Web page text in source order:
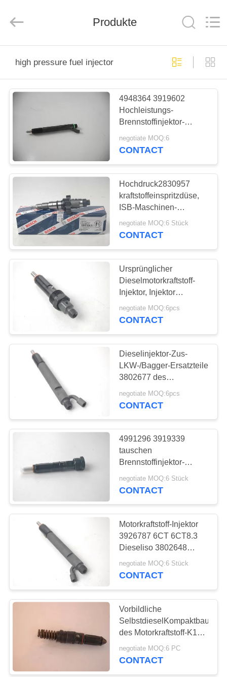
PRODUKTE
ÜBER
UNS
WERKSFÜHRUNG
QUALITÄTSKONTROLLE
KONTAKTIEREN
SIE
FORDERN
EIN
ZITAT
SITEMAP
PRIVACY
Services
Co.,LTD.
Produkte
high pressure fuel injector
4948364 3919602
Hochleistungs-
Brennstoffinjektor-
Bewegungsersatzteile
1.3kg
negotiate MOQ:6
CONTACT
Hochdruck2830957
kraftstoffeinspritzdüse,
ISB-Maschinen-
Dieselleistungs-
Injektoren
negotiate MOQ:6 Stück
CONTACT
Ursprünglicher
Dieselmotorkraftstoff-
Injektor, Injektor
3280772 der
Zapfpistole-6BT
negotiate MOQ:6pcs
CONTACT
Dieselinjektor-Zus-
LKW-/Bagger-Ersatzteile
3802677 des
Motorkraftstoff-6BT
negotiate MOQ:6pcs
CONTACT
4991296 3919339
tauschen
Brennstoffinjektor-
Roheisen/Stahleisen-
Material
negotiate MOQ:6 Stück
CONTACT
Motorkraftstoff-Injektor
3926787 6CT 6CT8.3
Dieseliso 3802648
bescheinigt
negotiate MOQ:6 Stück
CONTACT
Vorbildliche
des Motorkraftstoff-K19
des Injektor-3022197
negotiate MOQ:6 PC
CONTACT